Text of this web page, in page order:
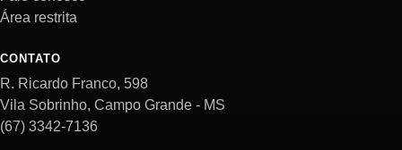
Área restrita
CONTATO
R. Ricardo Franco, 598
Vila Sobrinho, Campo Grande - MS
(67) 3342-7136